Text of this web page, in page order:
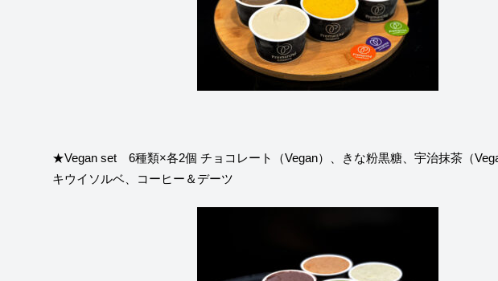
★Vegan set 6種類×各2個 チョコレート（Vegan）、きな粉黒糖、宇治抹茶（
キウイソルベ、コーヒー＆デーツ